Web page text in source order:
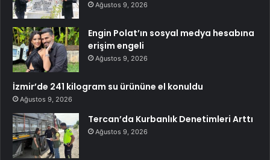
Ağustos 9, 2026
Engin Polat’ın sosyal medya hesabına
erişim engeli
Ağustos 9, 2026
İzmir’de 241 kilogram su ürününe el konuldu
Ağustos 9, 2026
Tercan’da Kurbanlık Denetimleri Arttı
Ağustos 9, 2026